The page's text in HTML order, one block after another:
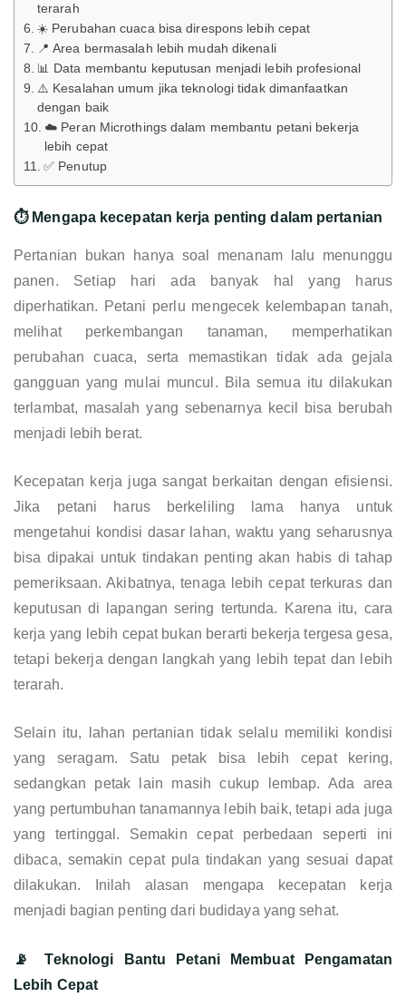
terarah
☀️ Perubahan cuaca bisa direspons lebih cepat
📍 Area bermasalah lebih mudah dikenali
📊 Data membantu keputusan menjadi lebih profesional
⚠️ Kesalahan umum jika teknologi tidak dimanfaatkan
dengan baik
☁️ Peran Microthings dalam membantu petani bekerja
lebih cepat
✅ Penutup
⏱️ Mengapa kecepatan kerja penting dalam pertanian
Pertanian bukan hanya soal menanam lalu menunggu
panen. Setiap hari ada banyak hal yang harus
diperhatikan. Petani perlu mengecek kelembapan tanah,
melihat perkembangan tanaman, memperhatikan
perubahan cuaca, serta memastikan tidak ada gejala
gangguan yang mulai muncul. Bila semua itu dilakukan
terlambat, masalah yang sebenarnya kecil bisa berubah
menjadi lebih berat.
Kecepatan kerja juga sangat berkaitan dengan efisiensi.
Jika petani harus berkeliling lama hanya untuk
mengetahui kondisi dasar lahan, waktu yang seharusnya
bisa dipakai untuk tindakan penting akan habis di tahap
pemeriksaan. Akibatnya, tenaga lebih cepat terkuras dan
keputusan di lapangan sering tertunda. Karena itu, cara
kerja yang lebih cepat bukan berarti bekerja tergesa gesa,
tetapi bekerja dengan langkah yang lebih tepat dan lebih
terarah.
Selain itu, lahan pertanian tidak selalu memiliki kondisi
yang seragam. Satu petak bisa lebih cepat kering,
sedangkan petak lain masih cukup lembap. Ada area
yang pertumbuhan tanamannya lebih baik, tetapi ada juga
yang tertinggal. Semakin cepat perbedaan seperti ini
dibaca, semakin cepat pula tindakan yang sesuai dapat
dilakukan. Inilah alasan mengapa kecepatan kerja
menjadi bagian penting dari budidaya yang sehat.
📡 Teknologi Bantu Petani Membuat Pengamatan
Lebih Cepat